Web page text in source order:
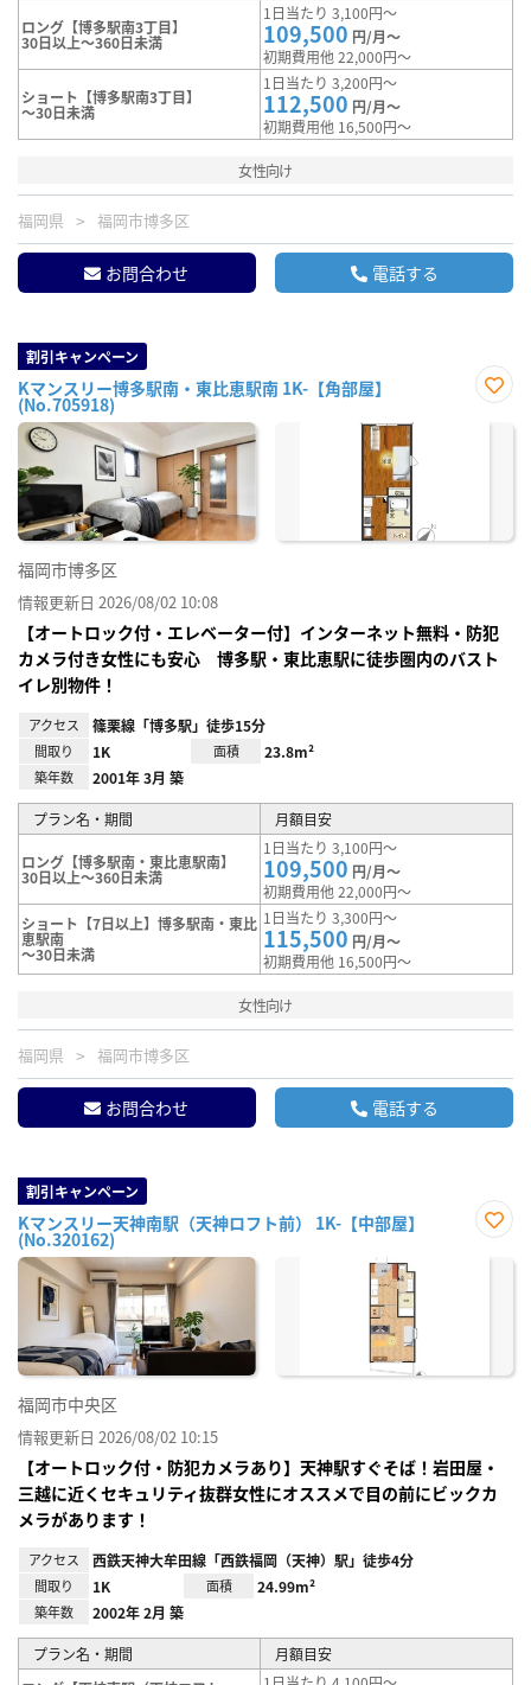
ロング【博多駅南3丁目】
30日以上～360日未満
1日当たり 3,100円～
109,500 円/月～
初期費用他 22,000円～
ショート【博多駅南3丁目】
～30日未満
1日当たり 3,200円～
112,500 円/月～
初期費用他 16,500円～
女性向け
福岡県 福岡市博多区
お問合わせ 電話する
割引キャンペーン
Kマンスリー博多駅南・東比恵駅南 1K-【角部屋】
(No.705918)
に入
福岡市博多区
情報更新日 2026/08/02 10:08
【オートロック付・エレベーター付】インターネット無料・防犯
カメラ付き女性にも安心 博多駅・東比恵駅に徒歩圏内のバスト
イレ別物件！
アクセス 篠栗線「博多駅」徒歩15分
間取り 1K 面積 23.8m²
築年数 2001年 3月 築
プラン名・期間 月額目安
ロング【博多駅南・東比恵駅南】
30日以上～360日未満
1日当たり 3,100円～
109,500 円/月～
初期費用他 22,000円～
ショート【7日以上】博多駅南・東比
恵駅南
～30日未満
1日当たり 3,300円～
115,500 円/月～
初期費用他 16,500円～
女性向け
福岡県 福岡市博多区
お問合わせ 電話する
割引キャンペーン
Kマンスリー天神南駅（天神ロフト前） 1K-【中部屋】
(No.320162)
に入
福岡市中央区
情報更新日 2026/08/02 10:15
【オートロック付・防犯カメラあり】天神駅すぐそば！岩田屋・
三越に近くセキュリティ抜群女性にオススメで目の前にビックカ
メラがあります！
アクセス 西鉄天神大牟田線「西鉄福岡（天神）駅」徒歩4分
間取り 1K 面積 24.99m²
築年数 2002年 2月 築
プラン名・期間
月額目安